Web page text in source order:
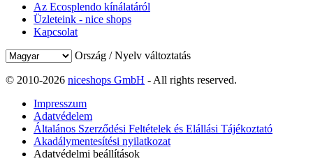
Az Ecosplendo kínálatáról
Üzleteink - nice shops
Kapcsolat
Ország / Nyelv változtatás
© 2010-2026 niceshops GmbH - All rights reserved.
Impresszum
Adatvédelem
Általános Szerződési Feltételek és Elállási Tájékoztató
Akadálymentesítési nyilatkozat
Adatvédelmi beállítások